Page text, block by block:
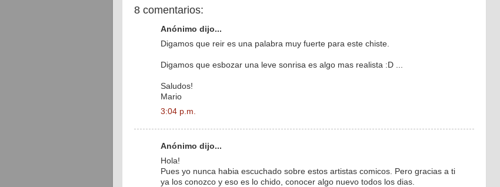
8 comentarios:
Anónimo dijo...
Digamos que reir es una palabra muy fuerte para este chiste.
Digamos que esbozar una leve sonrisa es algo mas realista :D ...
Saludos!
Mario
3:04 p.m.
Anónimo dijo...
Hola!
Pues yo nunca habia escuchado sobre estos artistas comicos. Pero gracias a ti
ya los conozco y eso es lo chido, conocer algo nuevo todos los dias.